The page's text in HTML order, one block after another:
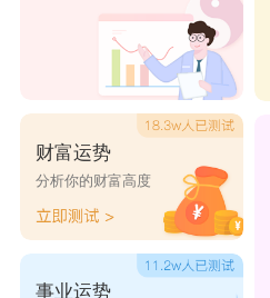
财富运势
分析你的财富高度
事业运势